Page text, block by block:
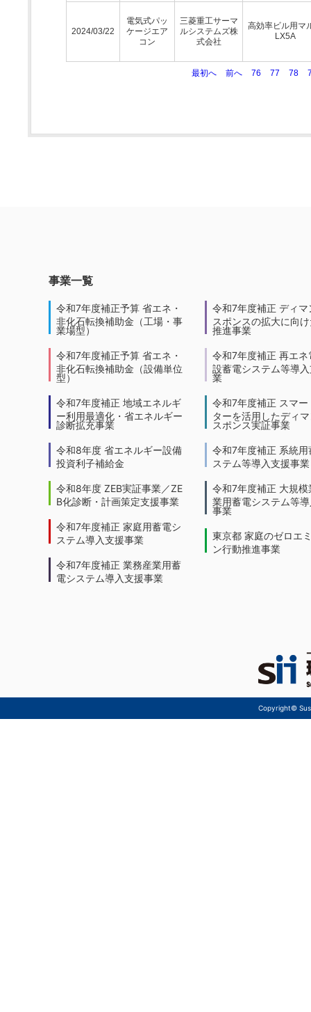
2024/03/22
電気式パッ
ケージエア
コン
三菱重工サーマ
ルシステムズ株
式会社
高効率ビル用マ
LX5A
最初へ 前へ 76 77 78
事業一覧
令和7年度補正予算 省エネ・
非化石転換補助金（工場・事
業場型）
令和7年度補正予算 省エネ・
非化石転換補助金（設備単位
型）
令和7年度補正 地域エネルギ
ー利用最適化・省エネルギー
診断拡充事業
令和8年度 省エネルギー設備
投資利子補給金
令和8年度 ZEB実証事業／ZE
B化診断・計画策定支援事業
令和7年度補正 家庭用蓄電シ
ステム導入支援事業
令和7年度補正 業務産業用蓄
電システム導入支援事業
令和7年度補正 ディマ
スポンスの拡大に向
推進事業
令和7年度補正 再エネ
設蓄電システム等導
業
令和7年度補正 スマー
ターを活用したディ
スポンス実証事業
令和7年度補正 系統用
ステム等導入支援事業
令和7年度補正 大規模
業用蓄電システム等
事業
東京都 家庭のゼロエ
ン行動推進事業
Copyright©